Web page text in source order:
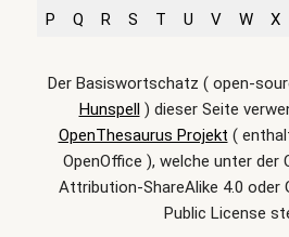
P
Q R S T U V W X
Der Basiswortschatz ( open-
Hunspell) dieser Seite
OpenThesaurus Projekt (
OpenOffice ), welche unter der
Attribution-ShareAlike 4.0 oder
Public License